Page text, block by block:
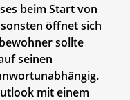
beim Start von
öffnet sich
sollte
seinen
mit einem